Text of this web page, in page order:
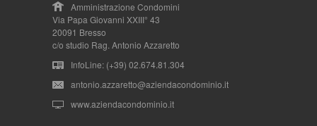
Amministrazione Condomini
Via Papa Giovanni XXIII° 43
20091 Bresso
c/o studio Rag. Antonio Azzaretto
InfoLine: (+39) 02.674.81.304
antonio.azzaretto@aziendacondominio.it
www.aziendacondominio.it